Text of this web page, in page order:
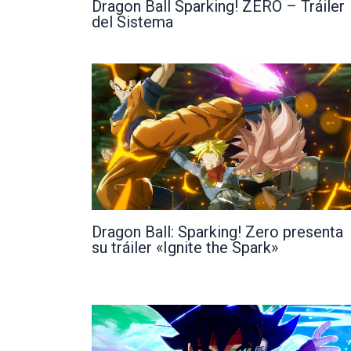
Dragon Ball Sparking! ZERO – Tráiler
del Sistema
Dragon Ball: Sparking! Zero presenta
su tráiler «Ignite the Spark»